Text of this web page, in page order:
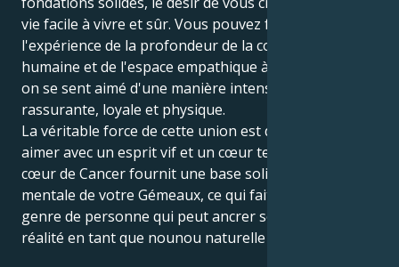
vie facile à vivre et sûr. Vous pouvez faire
l'expérience de la profondeur de la connexion
humaine et de l'espace empathique à travers lequel
on se sent aimé d'une manière intensément
rassurante, loyale et physique.
La véritable force de cette union est de pouvoir
aimer avec un esprit vif et un cœur tendre. Votre
cœur de Cancer fournit une base solide à l'agilité
mentale de votre Gémeaux, ce qui fait de vous le
genre de personne qui peut ancrer ses idées dans la
réalité en tant que nounou naturelle que vous êtes.